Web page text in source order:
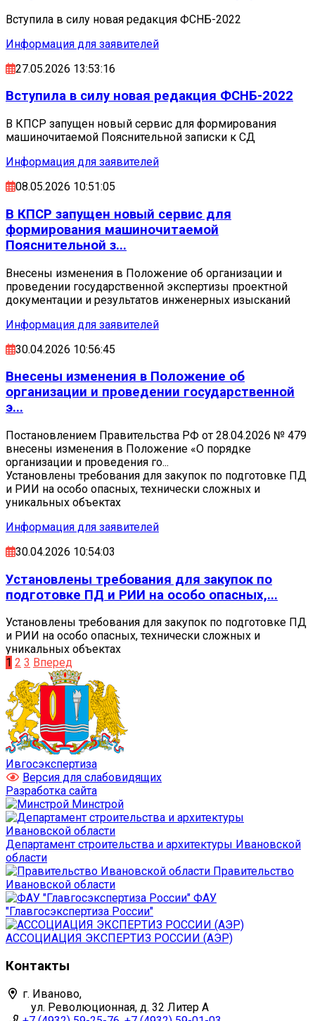
Вступила в силу новая редакция ФСНБ-2022
Информация для заявителей
27.05.2026 13:53:16
Вступила в силу новая редакция ФСНБ-2022
В КПСР запущен новый сервис для формирования
машиночитаемой Пояснительной записки к СД
Информация для заявителей
08.05.2026 10:51:05
В КПСР запущен новый сервис для
формирования машиночитаемой
Пояснительной з...
Внесены изменения в Положение об организации и
проведении государственной экспертизы проектной
документации и результатов инженерных изысканий
Информация для заявителей
30.04.2026 10:56:45
Внесены изменения в Положение об
организации и проведении государственной
э...
Постановлением Правительства РФ от 28.04.2026 № 479
внесены изменения в Положение «О порядке
организации и проведения го...
Установлены требования для закупок по подготовке ПД
и РИИ на особо опасных, технически сложных и
уникальных объектах
Информация для заявителей
30.04.2026 10:54:03
Установлены требования для закупок по
подготовке ПД и РИИ на особо опасных,...
Установлены требования для закупок по подготовке ПД
и РИИ на особо опасных, технически сложных и
уникальных объектах
1 2 3 Вперед
Ивгосэкспертиза
Версия для слабовидящих
Разработка сайта
Минстрой
Департамент строительства и архитектуры Ивановской
области
Правительство
Ивановской области
ФАУ
"Главгосэкспертиза России"
АССОЦИАЦИЯ ЭКСПЕРТИЗ РОССИИ (АЭР)
Контакты
г. Иваново,
ул. Революционная, д. 32 Литер А